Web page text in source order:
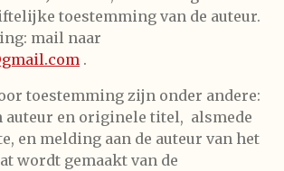
toestemming van de auteur.
mail naar
.
toestemming zijn onder andere:
auteur en originele titel, alsmede
en melding aan de auteur van het
wordt gemaakt van de